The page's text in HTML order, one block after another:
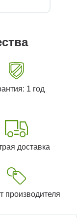
1 год
доставка
производителя